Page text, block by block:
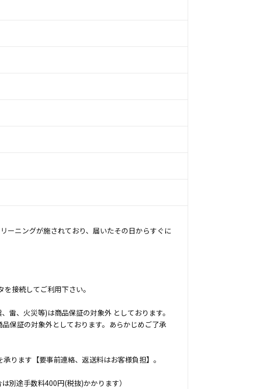
ーニングが施されており、届いたその日からすぐに
接続してご利用下さい。
、火災等)は商品保証の対象外 としております。
保証の対象外としております。あらかじめご了承
ります【要事前連絡、返送料はお客様負担】。
別途手数料400円(税抜)かかります）